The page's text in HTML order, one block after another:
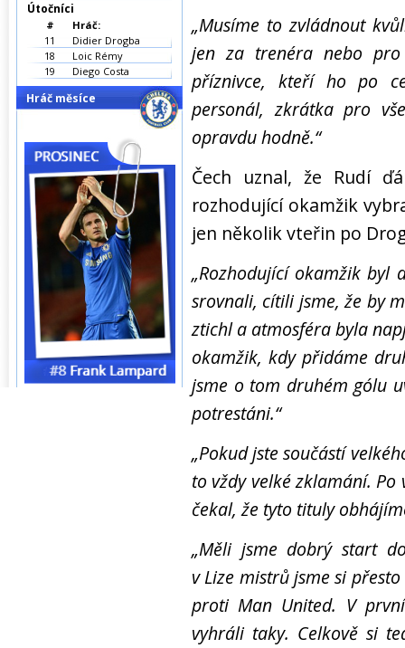
„Musíme to zvládnout
jen za trenéra nebo
příznivce, kteří ho po
personál, zkrátka pro
opravdu hodně.“
Čech uznal, že Rudí
rozhodující okamžik
jen několik vteřin po
„Rozhodující okamžik byl
srovnali, cítili jsme, že by
ztichl a atmosféra byla
okamžik, kdy přidáme
jsme o tom druhém gólu
potrestáni.“
„Pokud jste součástí
to vždy velké zklamání. Po
čekal, že tyto tituly
„Měli jsme dobrý start
v Lize mistrů jsme si
proti Man United. V
vyhráli taky. Celkově si
Útočníci
#
Hráč:
11
Didier Drogba
18
Loic Rémy
19
Diego Costa
Hráč měsíce